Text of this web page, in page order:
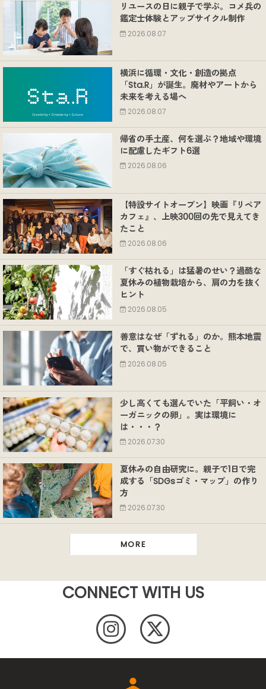
リユースの日に親子で学ぶ。コメ兵の
鑑定士体験とアップサイクル制作
2026.08.07
横浜に循環・文化・創造の拠点
「Sta.R」が誕生。廃材やアートから
未来を考える場へ
2026.08.07
帰省の手土産、何を選ぶ？地域や環境
に配慮したギフト6選
2026.08.06
【特設サイトオープン】映画『リペア
カフェ』、上映300回の先で見えてき
たこと
2026.08.06
「すぐ枯れる」は猛暑のせい？過酷な
夏休みの植物栽培から、肩の力を抜く
ヒント
2026.08.05
善意はなぜ「ずれる」のか。熊本地震
で、買い物ができること
2026.08.05
少し高くても選んでいた「平飼い・オ
ーガニックの卵」。実は環境に
は・・・？
2026.07.30
夏休みの自由研究に。親子で1日で完
成する「SDGsゴミ・マップ」の作り
方
2026.07.30
MORE
CONNECT WITH US